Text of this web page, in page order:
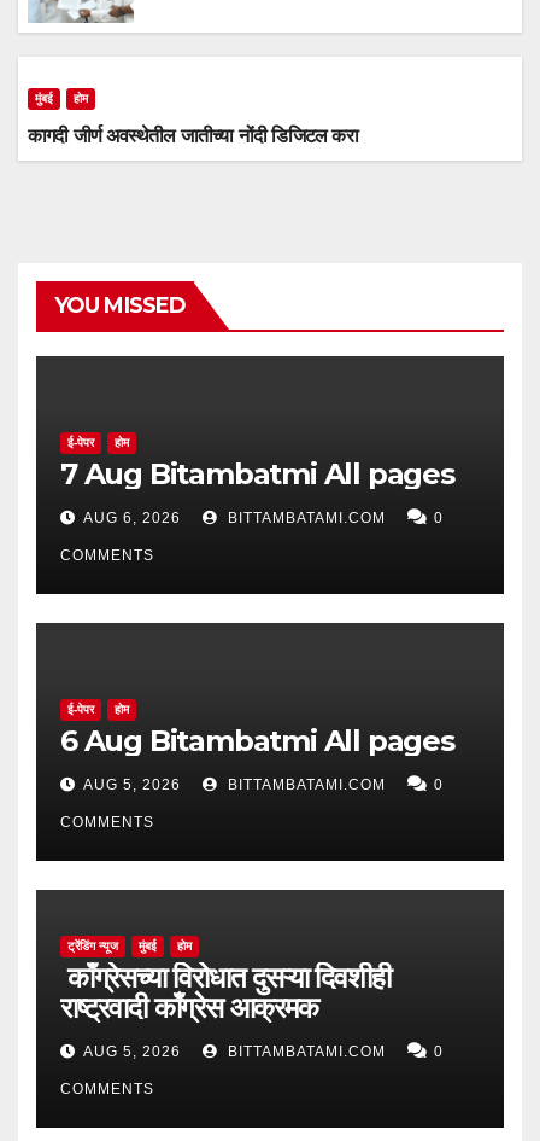
मुंबई होम
कागदी जीर्ण अवस्थेतील जातीच्या नोंदी डिजिटल करा
YOU MISSED
ई-पेपर होम
7 Aug Bitambatmi All pages
AUG 6, 2026 BITTAMBATAMI.COM 0
COMMENTS
ई-पेपर होम
6 Aug Bitambatmi All pages
AUG 5, 2026 BITTAMBATAMI.COM 0
COMMENTS
ट्रेंडिंग न्यूज मुंबई होम
काँग्रेसच्या विरोधात दुसऱ्या दिवशीही
राष्ट्रवादी काँग्रेस आक्रमक
AUG 5, 2026 BITTAMBATAMI.COM 0
COMMENTS